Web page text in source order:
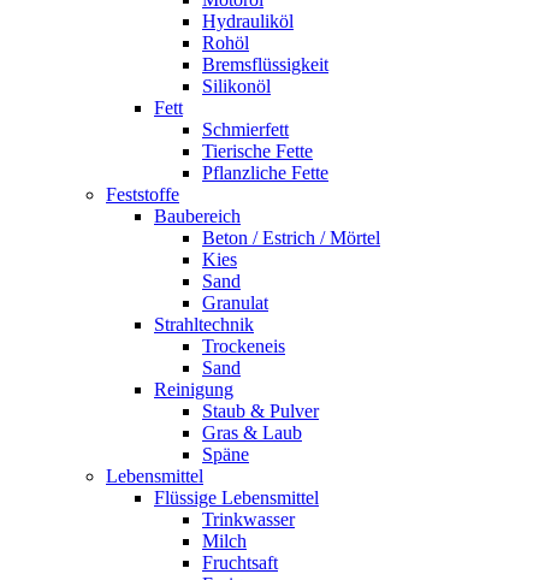
Hydrauliköl
Rohöl
Bremsflüssigkeit
Silikonöl
Fett
Schmierfett
Tierische Fette
Pflanzliche Fette
Feststoffe
Baubereich
Beton / Estrich / Mörtel
Kies
Sand
Granulat
Strahltechnik
Trockeneis
Sand
Reinigung
Staub & Pulver
Gras & Laub
Späne
Lebensmittel
Flüssige Lebensmittel
Trinkwasser
Milch
Fruchtsaft